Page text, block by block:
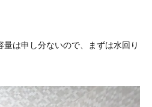
は申し分ないので、まずは水回り